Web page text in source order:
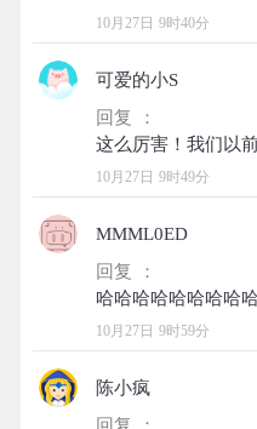
10月27日 9时40分
可爱的小S
回复 ：
10月27日 9时49分
MMML0ED
回复 ：
10月27日 9时59分
陈小疯